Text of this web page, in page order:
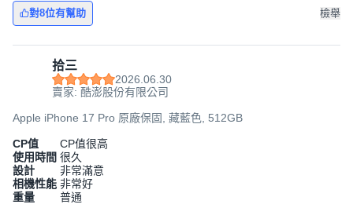
對8位有幫助 檢舉
拾三
2026.06.30
賣家: 酷澎股份有限公司
Apple iPhone 17 Pro 原廠保固, 藏藍色, 512GB
CP值
CP值很高
使用時間 很久
設計
非常滿意
相機性能 非常好
重量
普通